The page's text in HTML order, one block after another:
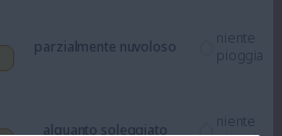
parzialmente nuvoloso
niente
pioggia
alquanto soleggiato
niente